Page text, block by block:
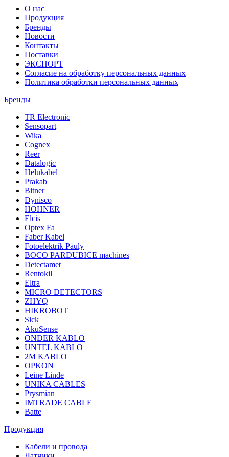
О нас
Продукция
Бренды
Новости
Контакты
Поставки
ЭКСПОРТ
Согласие на обработку персональных данных
Политика обработки персональных данных
Бренды
TR Electronic
Sensopart
Wika
Cognex
Reer
Datalogic
Helukabel
Prakab
Bitner
Dynisco
HOHNER
Elcis
Optex Fa
Faber Kabel
Fotoelektrik Pauly
BOCO PARDUBICE machines
Detectamet
Rentokil
Eltra
MICRO DETECTORS
ZHYQ
HIKROBOT
Sick
AkuSense
ONDER KABLO
UNTEL KABLO
2M KABLO
OPKON
Leine Linde
UNIKA CABLES
Prysmian
IMTRADE CABLE
Batte
Продукция
Кабели и провода